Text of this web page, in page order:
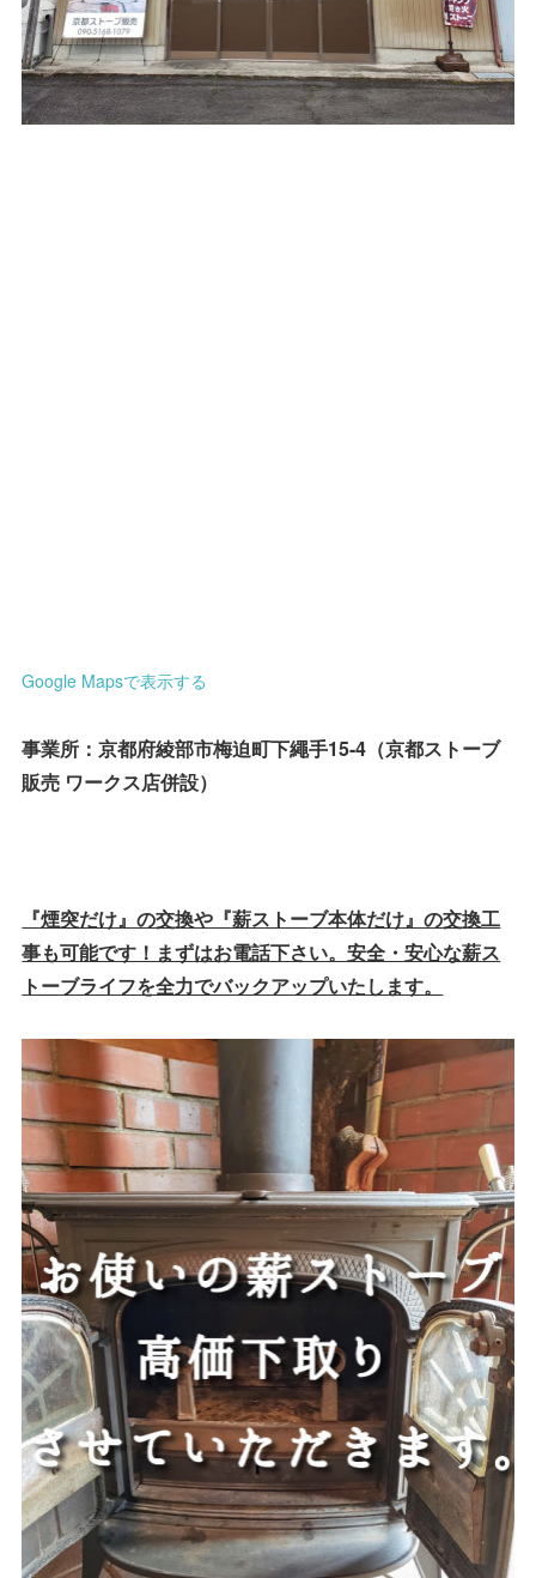
Google Mapsで表示する
事業所：京都府綾部市梅迫町下繩手15-4（京都ストーブ
販売 ワークス店併設）
『煙突だけ』の交換や『薪ストーブ本体だけ』の交換工
事も可能です！まずはお電話下さい。安全・安心な薪ス
トーブライフを全力でバックアップいたします。